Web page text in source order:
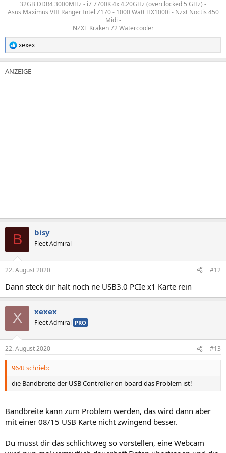
32GB DDR4 3000MHz - i7 7700K 4x 4.20GHz (overclocked 5 GHz) -
Asus Maximus VIII Ranger Intel Z170 - 1000 Watt HX1000i - Nzxt Noctis 450
Midi -
NZXT Kraken 72 Watercooler​
R
e
a
k
t
xexex
B bisy
Fleet Admiral
22. August 2020 #12
Dann steck dir halt noch ne USB3.0 PCIe x1 Karte rein
X xexex
Fleet Admiral PRO
22. August 2020 #13
964t schrieb:
die Bandbreite der USB Controller on board das Problem ist!
Bandbreite kann zum Problem werden, das wird dann aber
mit einer 08/15 USB Karte nicht zwingend besser.
Du musst dir das schlichtweg so vorstellen, eine Webcam